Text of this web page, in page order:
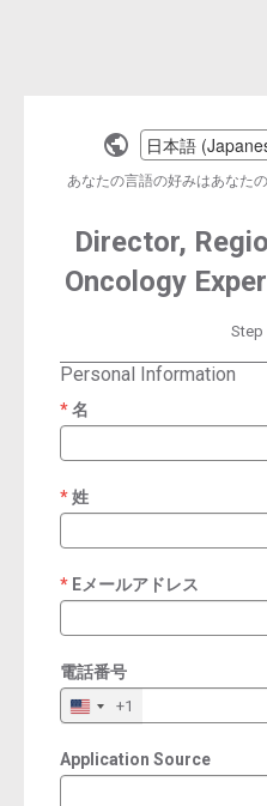
Select
a
language
あなたの言語の好みはあなた
Director,
Oncology
Step
Personal Information
名
required
姓
required
Eメールアドレス
required
電話番号
+1
Application Source